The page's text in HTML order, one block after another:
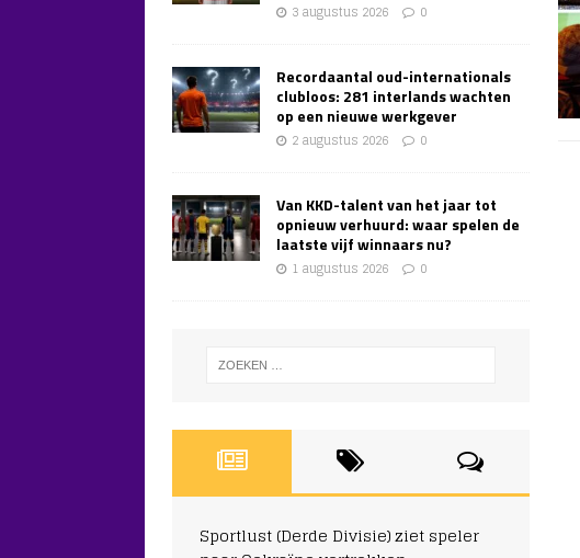
3 augustus 2026 0
Recordaantal oud-internationals
clubloos: 281 interlands wachten
op een nieuwe werkgever
2 augustus 2026 0
Van KKD-talent van het jaar tot
opnieuw verhuurd: waar spelen de
laatste vijf winnaars nu?
1 augustus 2026 0
Sportlust (Derde Divisie) ziet speler